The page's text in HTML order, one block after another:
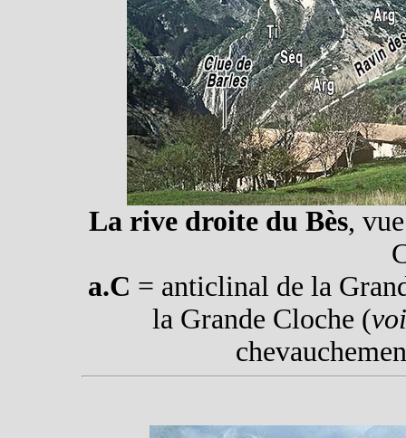
La rive droite du Bès,
a.C = anticlinal de la
la Grande Cloche (